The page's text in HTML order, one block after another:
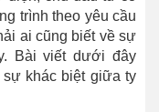
trình theo yêu cầu
ai cũng biết về sự
Bài viết dưới đây
khác biệt giữa ty